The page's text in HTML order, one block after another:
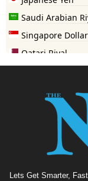
Lets Get Smarter,